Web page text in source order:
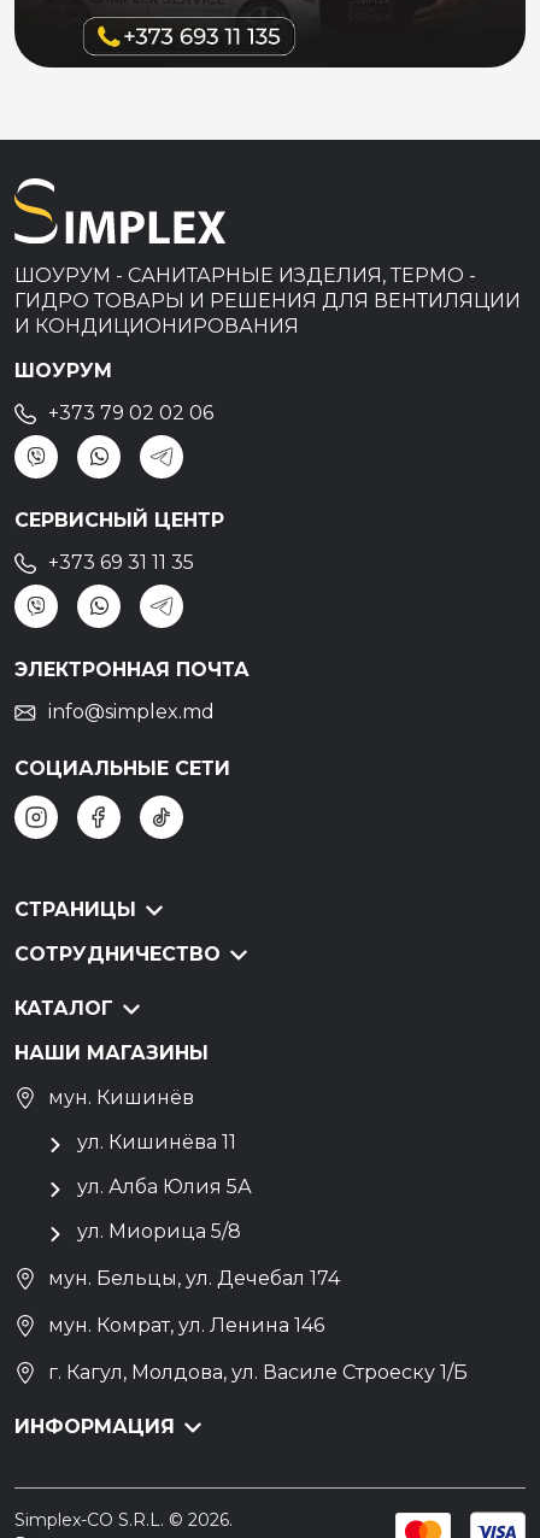
ШОУРУМ - САНИТАРНЫЕ ИЗДЕЛИЯ, ТЕРМО -
ГИДРО ТОВАРЫ И РЕШЕНИЯ ДЛЯ ВЕНТИЛЯЦИИ
И КОНДИЦИОНИРОВАНИЯ
ШОУРУМ
+373 79 02 02 06
СЕРВИСНЫЙ ЦЕНТР
+373 69 31 11 35
ЭЛЕКТРОННАЯ ПОЧТА
info@simplex.md
СОЦИАЛЬНЫЕ СЕТИ
СТРАНИЦЫ
СОТРУДНИЧЕСТВО
КАТАЛОГ
НАШИ МАГАЗИНЫ
мун. Кишинёв
ул. Кишинёва 11
ул. Алба Юлия 5А
ул. Миорица 5/8
мун. Бельцы, ул. Дечебал 174
мун. Комрат, ул. Ленина 146
г. Кагул, Молдова, ул. Василе Строеску 1/Б
ИНФОРМАЦИЯ
Simplex-CO S.R.L. © 2026.